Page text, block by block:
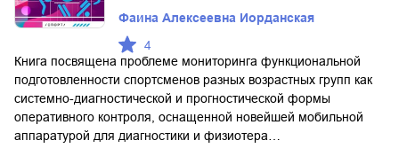
Фаина Алексеевна Иорданская
4
Книга посвящена проблеме мониторинга функциональной
подготовленности спортсменов разных возрастных групп как
системно-диагностической и прогностической формы
оперативного контроля, оснащенной новейшей мобильной
аппаратурой для диагностики и физиотера…